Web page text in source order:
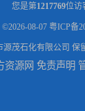
您是第1217769位访
08-07 粤ICP备
源茂石化有限公司 保
资源网 免责声明